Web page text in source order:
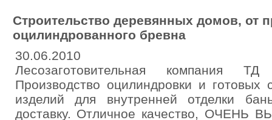
Строительство деревянных домов, от
оцилиндрованного бревна
30.06.2010
Лесозаготовительная компания
Производство оцилиндровки и готовых
изделий для внутренней отделки
доставку. Отличное качество, ОЧЕНЬ